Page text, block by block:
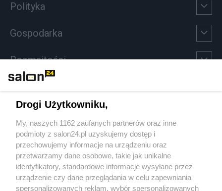
Polityka
Gospodarka
Rozmaitości
Sport
Społeczeństwo
Kultura
Drogi Użytkowniku,
My, naszych 1162 zaufanych partnerów oraz inne
podmioty z salon24.pl uzyskujemy dostęp i
przechowujemy informacje na urządzeniu oraz
przetwarzamy dane osobowe, takie jak unikalne
identyfikatory, standardowe informacje wysyłane przez
urządzenie czy dane przeglądania w celu zapewniania
spersonalizowanych reklam, wybór spersonalizowanych